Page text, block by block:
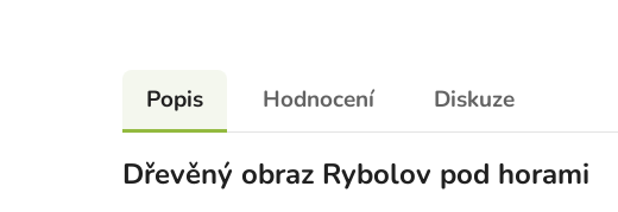
Popis Hodnocení Diskuze
Dřevěný obraz Rybolov pod horami